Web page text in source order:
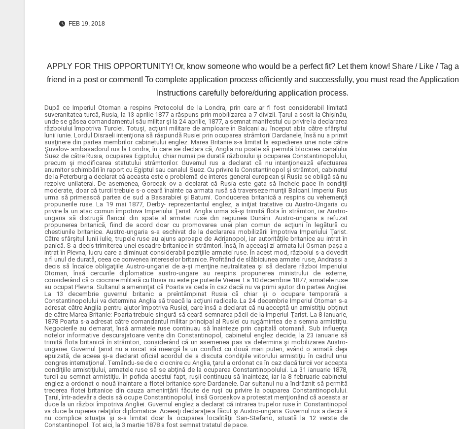
FEB 19, 2018
APPLY FOR THIS OPPORTUNITY! Or, know someone who would be a perfect fit? Let them know! Share / Like / Tag a
friend in a post or comment! To complete application process efficiently and successfully, you must read the Application
Instructions carefully before/during application process.
După ce Imperiul Otoman a respins Protocolul de la Londra, prin care ar fi fost considerabil limitată
suveranitatea turcă, Rusia, la 13 aprilie 1877 a răspuns prin mobilizarea a 7 divizii. Ţarul a sosit la Chişinău,
unde se găsea comandamentul său militar şi la 24 aprilie, 1877, a semnat manifestul cu privire la declararea
războiului împotriva Turciei. Totuşi, acţiuni militare de amploare în Balcani au început abia către sfârşitul
lunii iunie. Lordul Disraeli intenţiona să răspundă Rusiei prin ocuparea strâmtorii Dardanele, însă nu a primit
susţinere din partea membrilor cabinetului englez. Marea Britanie s-a limitat la expedierea unei note către
Şuvalov- ambasadorul rus la Londra, în care se declara că, Anglia nu poate să permită blocarea canalului
Suez de către Rusia, ocuparea Egiptului, chiar numai pe durată războiului şi ocuparea Constantinopolului,
precum şi modificarea statutului strâmtorilor. Guvernul rus a declarat că nu intenţionează efectuarea
anumitor schimbări în raport cu Egiptul sau canalul Suez. Cu privire la Constantinopol şi strâmtori, cabinetul
de la Peterburg a declarat că aceasta este o problemă de interes general european şi Rusia se obligă să nu
rezolve unilateral. De asemenea, Gorceak ov a declarat că Rusia este gata să încheie pace în condiţii
moderate, doar că turcii trebuie s-o ceară înainte ca armata rusă să traverseze munţii Balcani. Imperiul Rus
urma să primească partea de sud a Basarabiei şi Batumi. Conducerea britanică a respins cu vehemenţă
propunerile ruse. La 19 mai 1877, Derby- reprezentantul englez, a iniţiat tratative cu Austro-Ungaria cu
privire la un atac comun împotriva Imperiului Ţarist. Anglia urma să-şi trimită flota în strâmtori, iar Austro-
ungaria să distrugă flancul din spate al armatei ruse din regiunea Dunării. Austro-ungaria a refuzat
propunerea britanică, fiind de acord doar cu promovarea unei plan comun de acţiuni în legătură cu
chestiunile britanice. Austro-ungaria s-a eschivat de la declararea mobilizării împotriva Imperiului Ţarist.
Către sfârşitul lunii iulie, trupele ruse au ajuns aproape de Adrianopol, iar autorităţile britanice au intrat în
panică. S-a decis trimiterea unei escadre britanice în strâmtori. Însă, în aceeaşi zi armata lui Osman-paşa a
intrat în Plevna, lucru care a diminuat considerabil poziţiile armatei ruse. În acest mod, războiul s-a dovedit
a fi unul de durată, ceea ce convenea intereselor britanice. Profitând de slăbiciunea armatei ruse, Andrassi a
decis să încalce obligaţiile Austro-ungariei de a-şi menţine neutralitatea şi să declare război Imperiului
Otoman, însă cercurile diplomatice austro-ungare au respins propunerea ministrului de externe,
considerând că o ciocnire militară cu Rusia nu este pe puterile Vienei. La 10 decembrie 1877, armatele ruse
au ocupat Plevna. Sultanul a ameninţat că Poarta va ceda în caz dacă nu va primi ajutor din partea Angliei.
La 13 decembrie guvernul britanic a preîntâmpinat Rusia că chiar şi o ocupare temporară a
Constantinopolului va determina Anglia să treacă la acţiuni radicale. La 24 decembrie Imperiul Otoman s-a
adresat către Anglia pentru ajutor împotriva Rusiei, care însă a declarat că nu acceptă un armistiţiu obţinut
de către Marea Britanie: Poarta trebuie singură să ceară semnarea păcii de la Imperiul Ţarist. La 8 ianuarie,
1878 Poarta s-a adresat către comandantul militar principal al Rusiei cu rugămintea de a semna armistiţiu.
Negocierile au demarat, însă armatele ruse continuau să înainteze prin capitală otomană. Sub influenţa
notelor informative descurajatoare venite din Constantinopol, cabinetul englez decide, la 23 ianuarie să
trimită flota britanică în strâmtori, considerând că un asemenea pas va determina şi mobilizarea Austro-
ungariei. Guvernul ţarist nu a riscat să meargă la un conflict cu două mari puteri, având o armată deja
epuizată, de aceea şi-a declarat oficial acordul de a discuta condiţiile viitorului armistiţiu în cadrul unui
congres internaţional. Temându-se de o ciocnire cu Anglia, ţarul a ordonat ca în caz dacă turcii vor accepta
condiţiile armistiţiului, armatele ruse să se abţină de la ocuparea Constantinopolului. La 31 ianuarie 1878,
turcii au semnat armistiţiu. În pofida acestui fapt, ruşii continuau să înainteze, iar la 8 februarie cabinetul
englez a ordonat o nouă înaintare a flotei britanice spre Dardanele. Dar sultanul nu a îndrăznit să permită
trecerea flotei britanice din cauza ameninţării făcute de ruşi cu privire la ocuparea Constantinopolului.
Ţarul, într-adevăr a decis să ocupe Constantinopolul, însă Gorceakov a protestat menţionând că aceasta ar
duce la un război împotriva Angliei. Guvernul englez a declarat că intrarea trupelor ruse în Constantinopol
va duce la ruperea relaţiilor diplomatice. Aceeaţi declaraţie a făcut şi Austro-ungaria. Guvernul rus a decis ă
nu complice situaţia şi s-a limitat doar la ocuparea localităţii San-Stefano, situată la 12 verste de
Constantinopol. Tot aici, la 3 martie 1878 a fost semnat tratatul de pace.